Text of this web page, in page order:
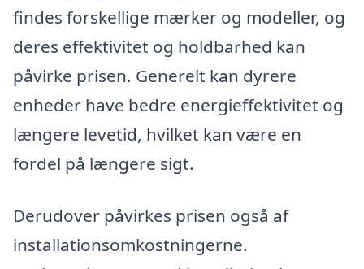
findes forskellige mærker og modeller, og
deres effektivitet og holdbarhed kan
påvirke prisen. Generelt kan dyrere
enheder have bedre energieffektivitet og
længere levetid, hvilket kan være en
fordel på længere sigt.
Derudover påvirkes prisen også af
installationsomkostningerne.